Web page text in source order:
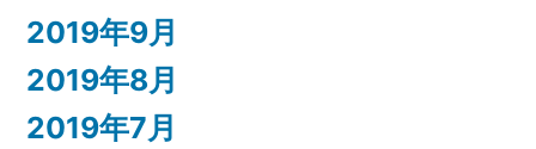
2019年9月
2019年8月
2019年7月